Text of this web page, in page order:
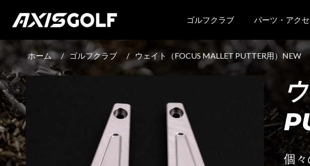
ゴルフクラブ パーツ・アクセ
ホーム / ゴルフクラブ / ウェイト（FOCUS MALLET PUTTER用）NEW
個